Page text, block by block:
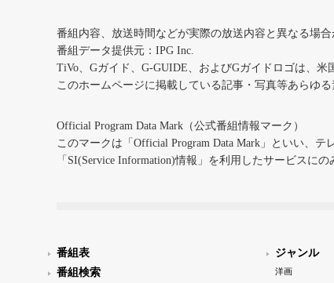
番組内容、放送時間などが実際の放送内容と異なる場合
番組データ提供元：IPG Inc.
TiVo、Gガイド、G-GUIDE、およびGガイドロゴは、
このホームページに掲載している記事・写真等あらゆ
Official Program Data Mark（公式番組情報マーク）
このマークは「Official Program Data Mark」といい、テ
「SI(Service Information)情報」を利用したサービスに
番組表
番組検索
ジャンル
洋画